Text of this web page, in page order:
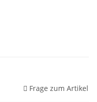
Frage zum Artikel